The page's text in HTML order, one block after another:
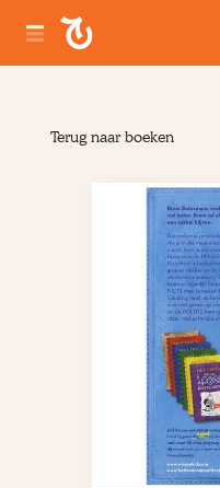
Terug naar boeken